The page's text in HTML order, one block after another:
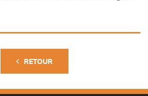
RETOUR